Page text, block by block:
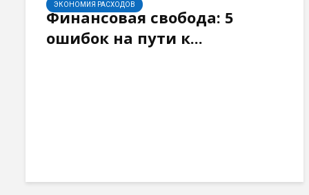
ЭКОНОМИЯ РАСХОДОВ
Финансовая свобода: 5
ошибок на пути к...